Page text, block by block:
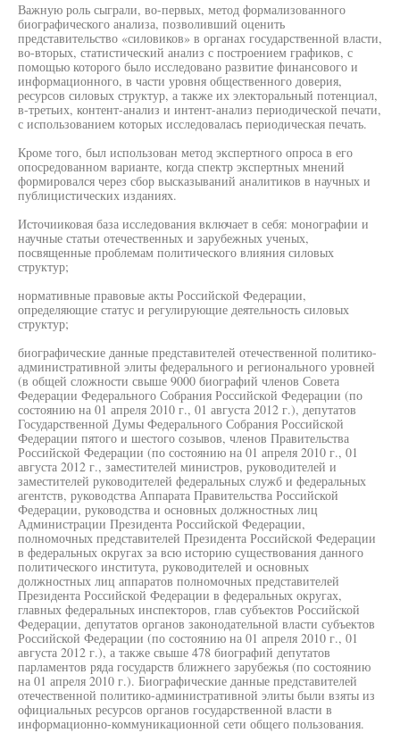
Важную роль сыграли, во-первых, метод формализованного
биографического анализа, позволивший оценить
представительство «силовиков» в органах государственной власти,
во-вторых, статистический анализ с построением графиков, с
помощью которого было исследовано развитие финансового и
информационного, в части уровня общественного доверия,
ресурсов силовых структур, а также их электоральный потенциал,
в-третьих, контент-анализ и интент-анализ периодической печати,
с использованием которых исследовалась периодическая печать.
Кроме того, был использован метод экспертного опроса в его
опосредованном варианте, когда спектр экспертных мнений
формировался через сбор высказываний аналитиков в научных и
публицистических изданиях.
Источииковая база исследования включает в себя: монографии и
научные статьи отечественных и зарубежных ученых,
посвященные проблемам политического влияния силовых
структур;
нормативные правовые акты Российской Федерации,
определяющие статус и регулирующие деятельность силовых
структур;
биографические данные представителей отечественной политико-
административной элиты федерального и регионального уровней
(в общей сложности свыше 9000 биографий членов Совета
Федерации Федерального Собрания Российской Федерации (по
состоянию на 01 апреля 2010 г., 01 августа 2012 г.), депутатов
Государственной Думы Федерального Собрания Российской
Федерации пятого и шестого созывов, членов Правительства
Российской Федерации (по состоянию на 01 апреля 2010 г., 01
августа 2012 г., заместителей министров, руководителей и
заместителей руководителей федеральных служб и федеральных
агентств, руководства Аппарата Правительства Российской
Федерации, руководства и основных должностных лиц
Администрации Президента Российской Федерации,
полномочных представителей Президента Российской Федерации
в федеральных округах за всю историю существования данного
политического института, руководителей и основных
должностных лиц аппаратов полномочных представителей
Президента Российской Федерации в федеральных округах,
главных федеральных инспекторов, глав субъектов Российской
Федерации, депутатов органов законодательной власти субъектов
Российской Федерации (по состоянию на 01 апреля 2010 г., 01
августа 2012 г.), а также свыше 478 биографий депутатов
парламентов ряда государств ближнего зарубежья (по состоянию
на 01 апреля 2010 г.). Биографические данные представителей
отечественной политико-административной элиты были взяты из
официальных ресурсов органов государственной власти в
информационно-коммуникационной сети общего пользования.